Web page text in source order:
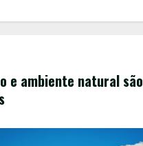
e ambiente natural são